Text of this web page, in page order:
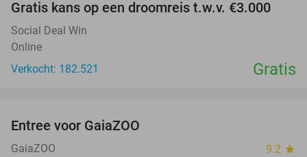
Gratis kans op een droomreis t.w.v. €3.000
Social Deal Win
Online
Verkocht: 182.521
Gratis
Entree voor GaiaZOO
GaiaZOO 9.2 star